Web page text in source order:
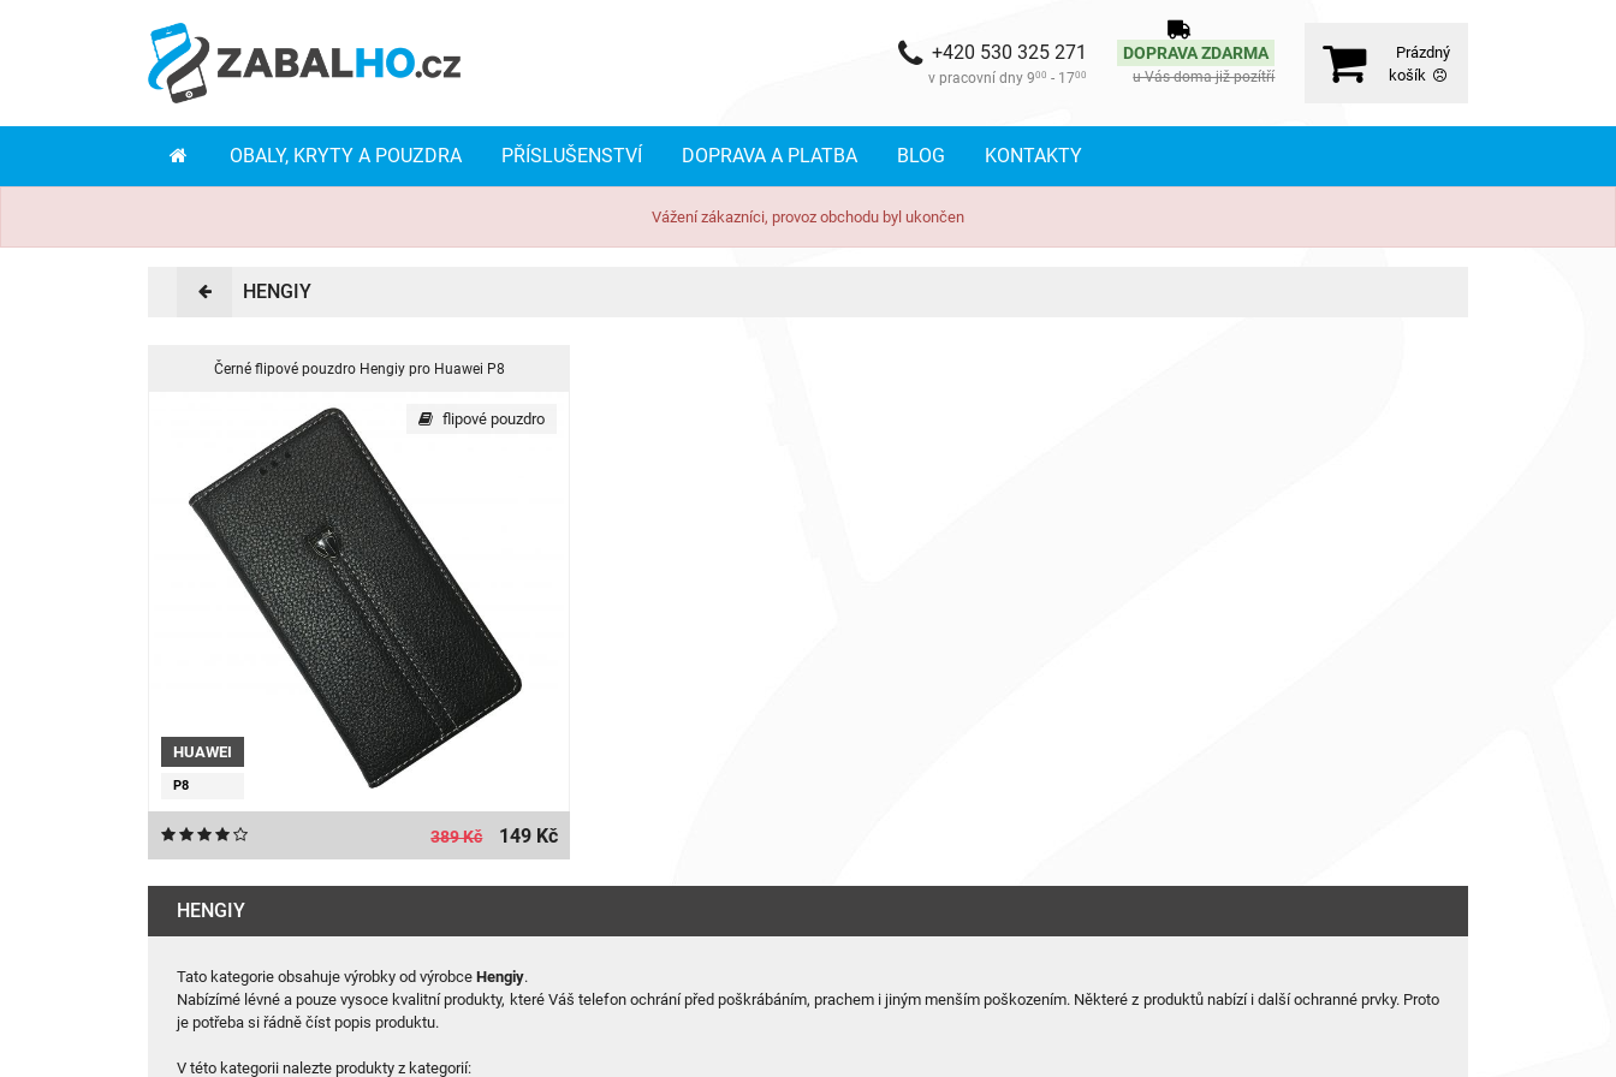
Prázdný
košík
DOPRAVA ZDARMA
u Vás doma již pozítří
+420 530 325 271
v pracovní dny 900 - 1700
OBALY, KRYTY A POUZDRA PŘÍSLUŠENSTVÍ DOPRAVA A PLATBA BLOG KONTAKTY
Vážení zákazníci, provoz obchodu byl ukončen
HENGIY
Černé flipové pouzdro Hengiy pro Huawei P8
HUAWEI
P8
flipové pouzdro
389 Kč 149 Kč
HENGIY
Tato kategorie obsahuje výrobky od výrobceHengiy.
Nabízímé lévné a pouze vysoce kvalitní produkty, které Váš telefon ochrání před poškrábáním, prachem i jiným menším poškozením. Některé z produktů nabízí i další ochranné prvky. Proto
je potřeba si řádně číst popis produktu.
V této kategorii nalezte produkty z kategorií: